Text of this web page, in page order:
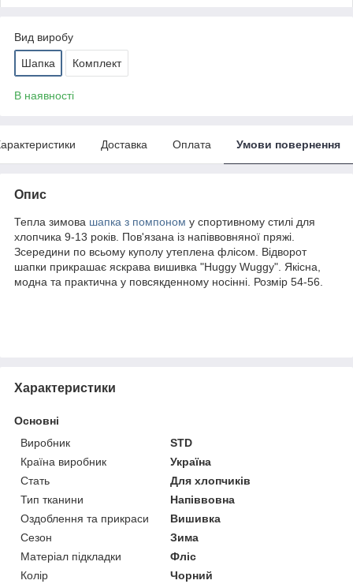
Вид виробу
Шапка Комплект
В наявності
Доставка Оплата Умови повернення
Опис
Тепла зимова шапка з помпоном у спортивному стилі для
хлопчика 9-13 років. Пов'язана із напіввовняної пряжі.
Зсередини по всьому куполу утеплена флісом. Відворот
шапки прикрашає яскрава вишивка "Huggy Wuggy". Якісна,
модна та практична у повсякденному носінні. Розмір 54-56.
Характеристики
Основні
Виробник
STD
Країна виробник
Україна
Стать
Для хлопчиків
Тип тканини
Напіввовна
Оздоблення та прикраси
Вишивка
Сезон
Зима
Матеріал підкладки
Фліс
Колір
Чорний